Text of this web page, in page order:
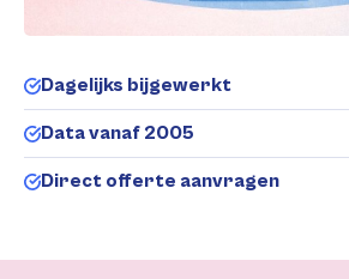
Dagelijks bijgewerkt
Data vanaf 2005
Direct offerte aanvragen